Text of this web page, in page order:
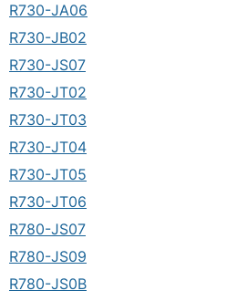
R730-JA06
R730-JB02
R730-JS07
R730-JT02
R730-JT03
R730-JT04
R730-JT05
R730-JT06
R780-JS07
R780-JS09
R780-JS0B